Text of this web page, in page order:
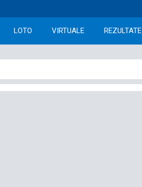
LOTO VIRTUALE REZULTATE